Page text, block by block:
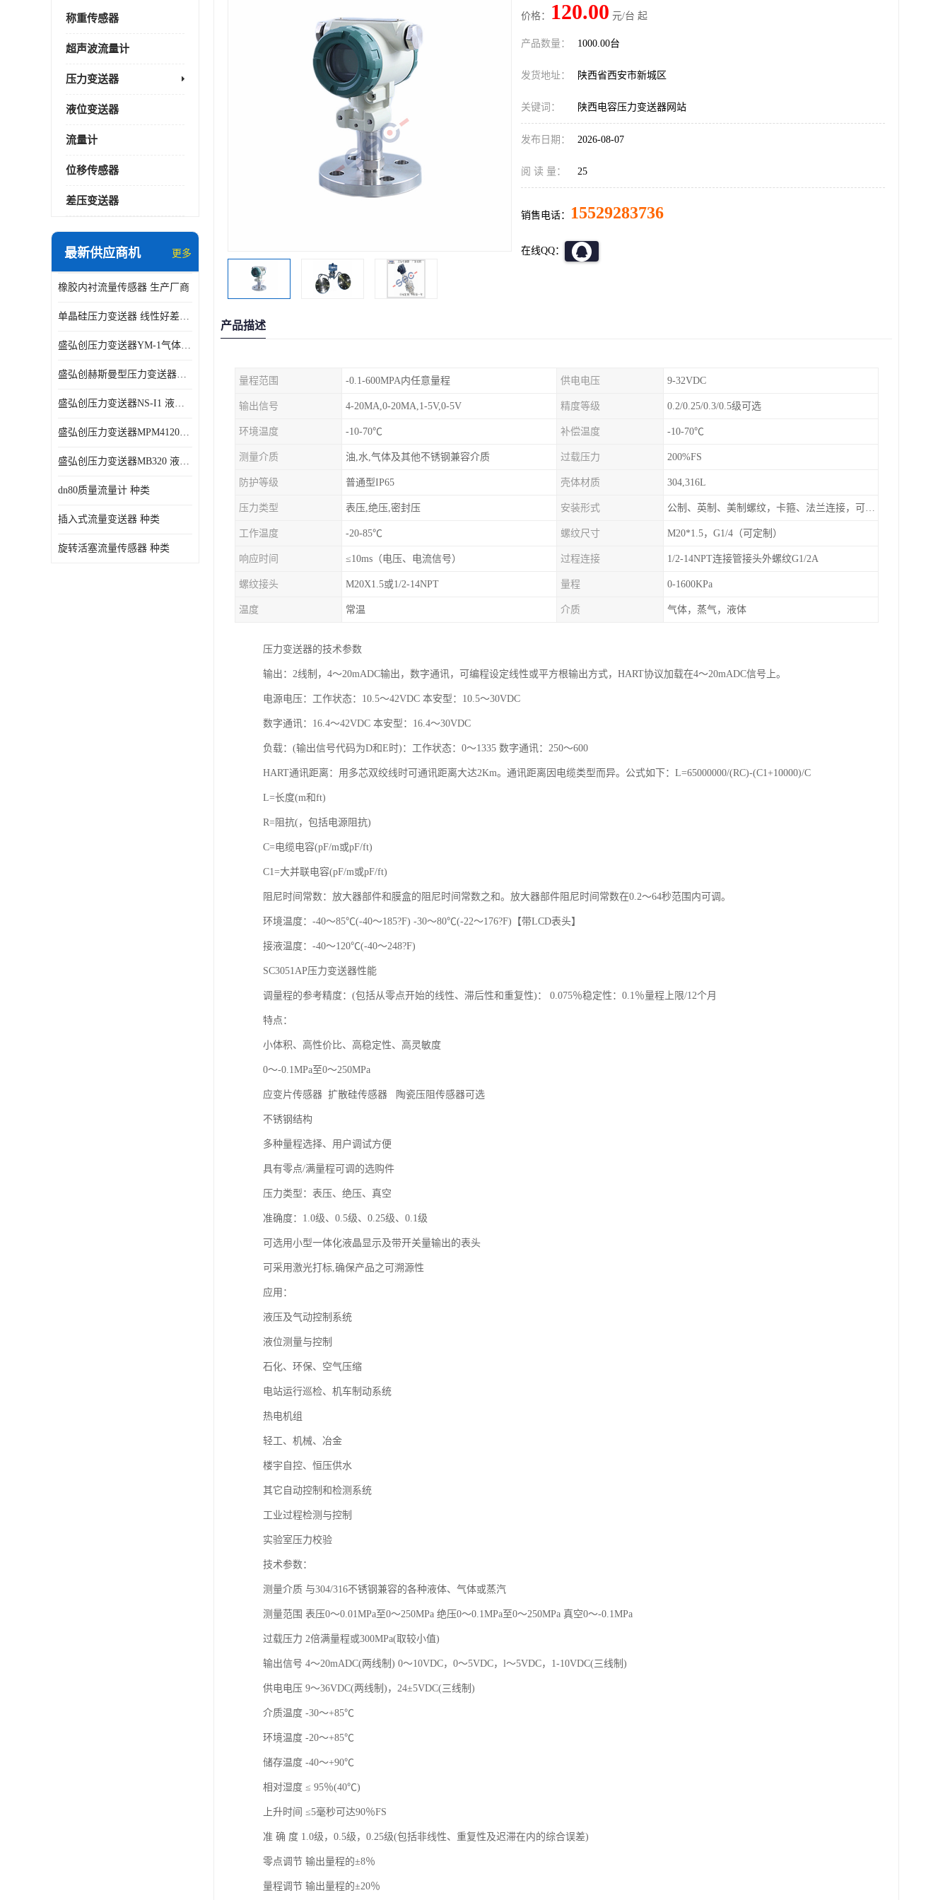
称重传感器
超声波流量计
压力变送器
液位变送器
流量计
位移传感器
差压变送器
最新供应商机 更多
橡胶内衬流量传感器 生产厂商
单晶硅压力变送器 线性好差压变送器
盛弘创压力变送器YM-1气体压力传感器负压计
盛弘创赫斯曼型压力变送器HG200 液体压力传感器负压计
盛弘创压力变送器NS-I1 液体压力传感器负压计
盛弘创压力变送器MPM4120C 液体压力传感器负压计
盛弘创压力变送器MB320 液体压力传感器负压计
dn80质量流量计 种类
插入式流量变送器 种类
旋转活塞流量传感器 种类
价格： 120.00 元/台 起
产品数量： 1000.00台
发货地址： 陕西省西安市新城区
关键词： 陕西电容压力变送器网站
发布日期： 2026-08-07
阅 读 量： 25
销售电话： 15529283736
在线QQ：
产品描述
量程范围 -0.1-600MPA内任意量程 供电电压 9-32VDC
输出信号 4-20MA,0-20MA,1-5V,0-5V 精度等级 0.2/0.25/0.3/0.5级可选
环境温度 -10-70℃ 补偿温度 -10-70℃
测量介质 油,水,气体及其他不锈钢兼容介质 过载压力 200%FS
防护等级 普通型IP65 壳体材质 304,316L
压力类型 表压,绝压,密封压 安装形式 公制、英制、美制螺纹，卡箍、法兰连接，可定制
工作温度 -20-85℃ 螺纹尺寸 M20*1.5，G1/4（可定制）
响应时间 ≤10ms（电压、电流信号） 过程连接 1/2-14NPT连接管接头外螺纹G1/2A
螺纹接头 M20X1.5或1/2-14NPT 量程 0-1600KPa
温度 常温 介质 气体，蒸气，液体
压力变送器的技术参数
输出：2线制，4～20mADC输出，数字通讯，可编程设定线性或平方根输出方式，HART协议加载在4～20mADC信号上。
电源电压：工作状态：10.5～42VDC 本安型：10.5～30VDC
数字通讯：16.4～42VDC 本安型：16.4～30VDC
负载：(输出信号代码为D和E时)：工作状态：0～1335 数字通讯：250～600
HART通讯距离：用多芯双绞线时可通讯距离大达2Km。通讯距离因电缆类型而异。公式如下：L=65000000/(RC)-(C1+10000)/C
L=长度(m和ft)
R=阻抗(，包括电源阻抗)
C=电缆电容(pF/m或pF/ft)
C1=大并联电容(pF/m或pF/ft)
阻尼时间常数：放大器部件和膜盒的阻尼时间常数之和。放大器部件阻尼时间常数在0.2～64秒范围内可调。
环境温度：-40～85℃(-40～185?F) -30～80℃(-22～176?F)【带LCD表头】
接液温度：-40～120℃(-40～248?F)
SC3051AP压力变送器性能
调量程的参考精度：(包括从零点开始的线性、滞后性和重复性)： 0.075％稳定性：0.1％量程上限/12个月
特点：
小体积、高性价比、高稳定性、高灵敏度
0～-0.1MPa至0～250MPa
应变片传感器 扩散硅传感器 陶瓷压阻传感器可选
不锈钢结构
多种量程选择、用户调试方便
具有零点/满量程可调的选购件
压力类型：表压、绝压、真空
准确度：1.0级、0.5级、0.25级、0.1级
可选用小型一体化液晶显示及带开关量输出的表头
可采用激光打标,确保产品之可溯源性
应用：
液压及气动控制系统
液位测量与控制
石化、环保、空气压缩
电站运行巡检、机车制动系统
热电机组
轻工、机械、冶金
楼宇自控、恒压供水
其它自动控制和检测系统
工业过程检测与控制
实验室压力校验
技术参数：
测量介质 与304/316不锈钢兼容的各种液体、气体或蒸汽
测量范围 表压0～0.01MPa至0～250MPa 绝压0～0.1MPa至0～250MPa 真空0～-0.1MPa
过载压力 2倍满量程或300MPa(取较小值)
输出信号 4～20mADC(两线制) 0～10VDC，0～5VDC，l～5VDC，1-10VDC(三线制)
供电电压 9～36VDC(两线制)，24±5VDC(三线制)
介质温度 -30～+85℃
环境温度 -20～+85℃
储存温度 -40～+90℃
相对湿度 ≤ 95％(40℃)
上升时间 ≤5毫秒可达90％FS
准 确 度 1.0级，0.5级，0.25级(包括非线性、重复性及迟滞在内的综合误差)
零点调节 输出量程的±8％
量程调节 输出量程的±20％